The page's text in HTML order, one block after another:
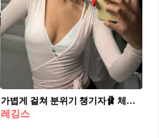
가볍게 걸쳐 분위기 챙기자🩰 체온도 챙기고 라인도 살리는 랩 가디건🤍✨ 운동 가는 길, 랩 가디건 하나만 챙겨보세요. 허리를 한 번 묶어주기만 해도 실루엣이 정리되고, 브이넥처럼 목선이 열려 답답함 없이 가볍게 입기 좋은데요. 무엇보다 워밍업 전후로 체온을 지켜줘 활용도가 높은 아이템입니다. 이너로 브라톱이나 나시를 레이어드하면 은근한 포인트가 생깁니다. 움직일 때도 덜 흘러내려 실용적인 랩 가디건으로 애슬레저 룩을 깔끔하게 마무리해보세요.
레깅스